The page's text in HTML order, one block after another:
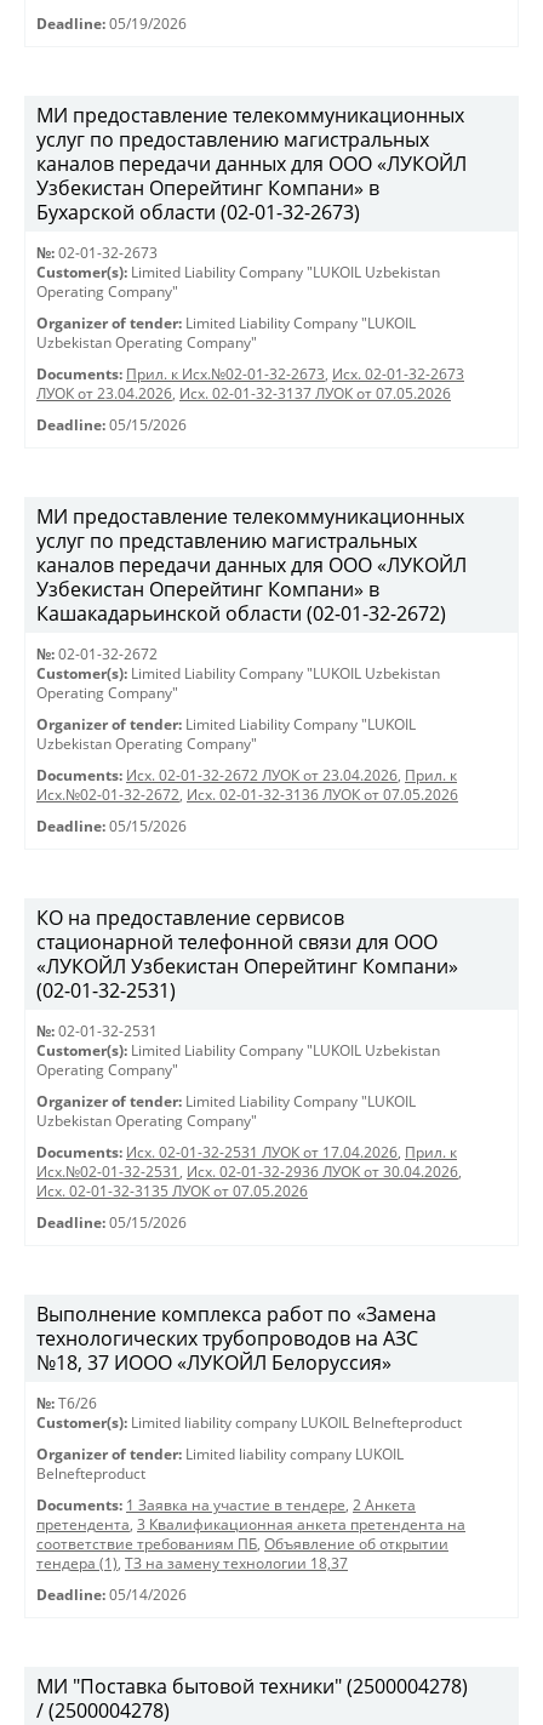
Deadline: 05/19/2026
МИ предоставление телекоммуникационных
услуг по предоставлению магистральных
каналов передачи данных для ООО «ЛУКОЙЛ
Узбекистан Оперейтинг Компани» в
Бухарской области (02-01-32-2673)
№: 02-01-32-2673
Customer(s): Limited Liability Company "LUKOIL Uzbekistan
Operating Company"
Organizer of tender: Limited Liability Company "LUKOIL
Uzbekistan Operating Company"
Documents: Прил. к Исх.№02-01-32-2673, Исх. 02-01-32-2673
ЛУОК от 23.04.2026, Исх. 02-01-32-3137 ЛУОК от 07.05.2026
Deadline: 05/15/2026
МИ предоставление телекоммуникационных
услуг по представлению магистральных
каналов передачи данных для ООО «ЛУКОЙЛ
Узбекистан Оперейтинг Компани» в
Кашакадарьинской области (02-01-32-2672)
№: 02-01-32-2672
Customer(s): Limited Liability Company "LUKOIL Uzbekistan
Operating Company"
Organizer of tender: Limited Liability Company "LUKOIL
Uzbekistan Operating Company"
Documents: Исх. 02-01-32-2672 ЛУОК от 23.04.2026, Прил. к
Исх.№02-01-32-2672, Исх. 02-01-32-3136 ЛУОК от 07.05.2026
Deadline: 05/15/2026
КО на предоставление сервисов
стационарной телефонной связи для ООО
«ЛУКОЙЛ Узбекистан Оперейтинг Компани»
(02-01-32-2531)
№: 02-01-32-2531
Customer(s): Limited Liability Company "LUKOIL Uzbekistan
Operating Company"
Organizer of tender: Limited Liability Company "LUKOIL
Uzbekistan Operating Company"
Documents: Исх. 02-01-32-2531 ЛУОК от 17.04.2026, Прил. к
Исх.№02-01-32-2531 , Исх. 02-01-32-2936 ЛУОК от 30.04.2026,
Исх. 02-01-32-3135 ЛУОК от 07.05.2026
Deadline: 05/15/2026
Выполнение комплекса работ по «Замена
технологических трубопроводов на АЗС
№18, 37 ИООО «ЛУКОЙЛ Белоруссия»
№: T6/26
Customer(s): Limited liability company LUKOIL Belnefteproduct
Organizer of tender: Limited liability company LUKOIL
Belnefteproduct
Documents: 1 Заявка на участие в тендере, 2 Анкета
претендента, 3 Квалификационная анкета претендента на
соответствие требованиям ПБ, Объявление об открытии
тендера (1), ТЗ на замену технологии 18,37
Deadline: 05/14/2026
МИ "Поставка бытовой техники" (2500004278)
/ (2500004278)